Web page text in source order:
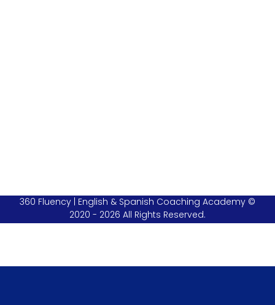
360 Fluency | English & Spanish Coaching Academy ©
2020 - 2026 All Rights Reserved.